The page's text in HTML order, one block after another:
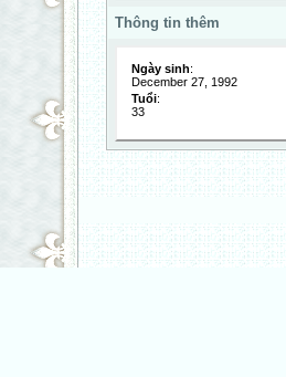
Thông tin thêm
Ngày sinh:
December 27, 1992
Tuổi:
33